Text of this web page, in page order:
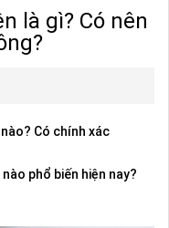
là gì? Có nên
Có chính xác
phổ biến hiện nay?